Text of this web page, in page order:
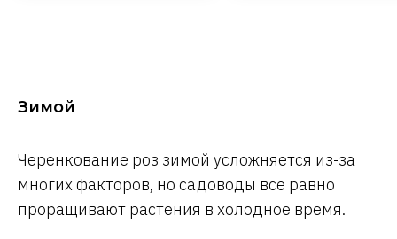
Зимой
Черенкование роз зимой усложняется из-за
многих факторов, но садоводы все равно
проращивают растения в холодное время.